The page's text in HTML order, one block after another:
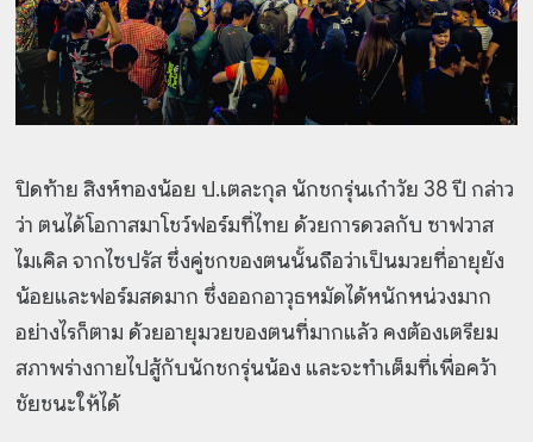
ปิดท้าย สิงห์ทองน้อย ป.เตละกุล นักชกรุ่นเก๋าวัย 38 ปี กล่าว
ว่า ตนได้โอกาสมาโชว์ฟอร์มที่ไทย ด้วยการดวลกับ ซาฟวาส
ไมเคิล จากไซปรัส ซึ่งคู่ชกของตนนั้นถือว่าเป็นมวยที่อายุยัง
น้อยและฟอร์มสดมาก ซึ่งออกอาวุธหมัดได้หนักหน่วงมาก
อย่างไรก็ตาม ด้วยอายุมวยของตนที่มากแล้ว คงต้องเตรียม
สภาพร่างกายไปสู้กับนักชกรุ่นน้อง และจะทำเต็มที่เพื่อคว้า
ชัยชนะให้ได้